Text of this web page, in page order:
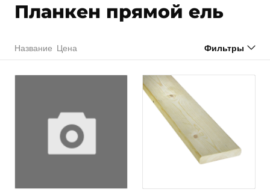
Планкен прямой ель
Название Цена Фильтры